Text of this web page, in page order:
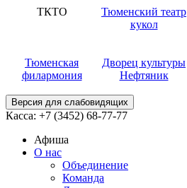
ТКТО
Тюменский театр
кукол
Тюменская
филармония
Дворец культуры
Нефтяник
Версия для слабовидящих
Касса: +7 (3452) 68-77-77
Афиша
О нас
Объединение
Команда